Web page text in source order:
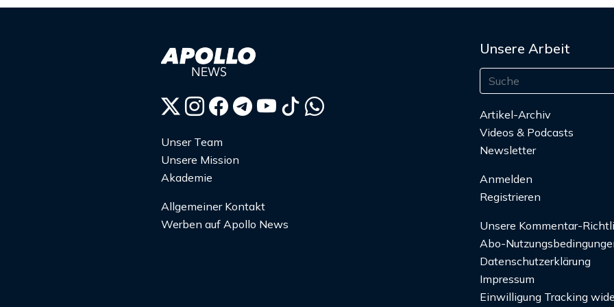
Unser Team
Unsere Mission
Akademie
Allgemeiner Kontakt
Werben auf Apollo News
Unsere Arbeit
Artikel-Archiv
Videos & Podcasts
Newsletter
Anmelden
Registrieren
Unsere Kommentar-
Abo-
Datenschutzerklärung
Impressum
Einwilligung Tracking